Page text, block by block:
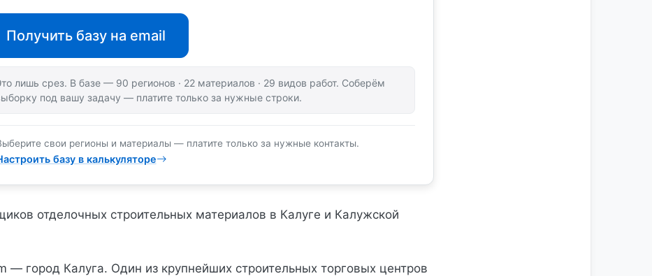
Получить базу на email
лишь срез. В базе — 90 регионов · 22 материалов · 29 видов работ. Соберём
под вашу задачу — платите только за нужные строки.
свои регионы и материалы — платите только за нужные контакты.
базу в калькуляторе
отделочных строительных материалов в Калуге и Калужской
— город Калуга. Один из крупнейших строительных торговых центров